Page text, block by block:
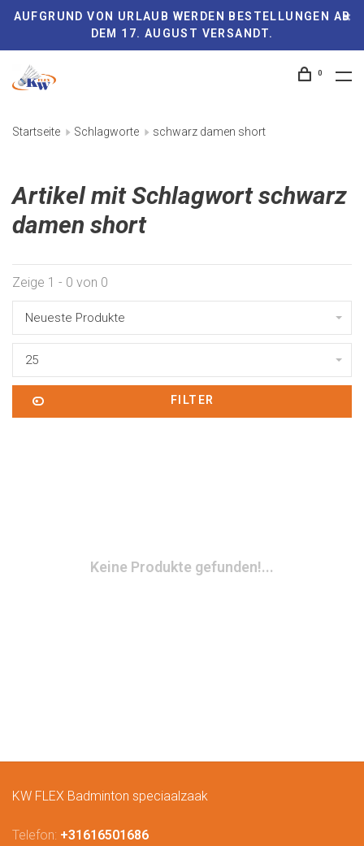
AUFGRUND VON URLAUB WERDEN BESTELLUNGEN AB
DEM 17. AUGUST VERSANDT.
0
Startseite Schlagworte schwarz damen short
Artikel mit Schlagwort schwarz
damen short
Zeige 1 - 0 von 0
Neueste Produkte
25
FILTER
Keine Produkte gefunden!...
KW FLEX Badminton speciaalzaak
Telefon: +31616501686